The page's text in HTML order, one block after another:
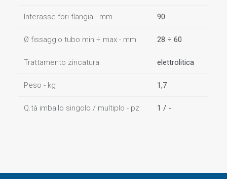
Interasse fori flangia - mm 90
Ø fissaggio tubo min ÷ max - mm 28 ÷ 60
Trattamento zincatura elettrolitica
Peso - kg 1,7
Q.tà imballo singolo / multiplo - pz 1 / -